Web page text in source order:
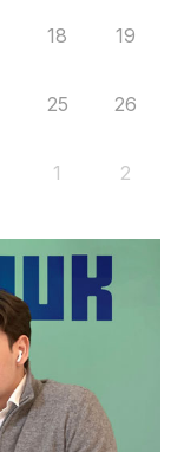
18 19
25 26
1 2